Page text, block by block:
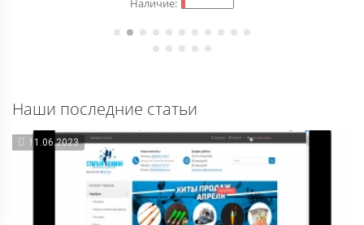
Наши последние статьи
11.06.2023